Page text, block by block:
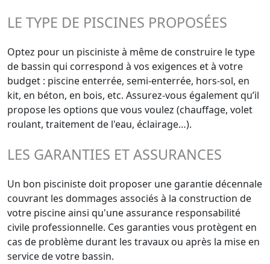
LE TYPE DE PISCINES PROPOSÉES
Optez pour un pisciniste à même de construire le type
de bassin qui correspond à vos exigences et à votre
budget : piscine enterrée, semi-enterrée, hors-sol, en
kit, en béton, en bois, etc. Assurez-vous également qu’il
propose les options que vous voulez (chauffage, volet
roulant, traitement de l'eau, éclairage…).
LES GARANTIES ET ASSURANCES
Un bon pisciniste doit proposer une garantie décennale
couvrant les dommages associés à la construction de
votre piscine ainsi qu'une assurance responsabilité
civile professionnelle. Ces garanties vous protègent en
cas de problème durant les travaux ou après la mise en
service de votre bassin.